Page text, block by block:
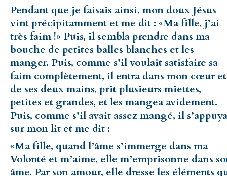
Pendant que je faisais ainsi, mon doux Jésus
vint précipitamment et me dit : «Ma fille, j’ai
très faim !» Puis, il sembla prendre dans ma
bouche de petites balles blanches et les
manger. Puis, comme s’il voulait satisfaire sa
faim complètement, il entra dans mon cœur
de ses deux mains, prit plusieurs miettes,
petites et grandes, et les mangea avidement.
Puis, comme s’il avait assez mangé, il s’appuya
sur mon lit et me dit :
«Ma fille, quand l’âme s’immerge dans ma
Volonté et m’aime, elle m’emprisonne dans
âme. Par son amour, elle dresse les éléments